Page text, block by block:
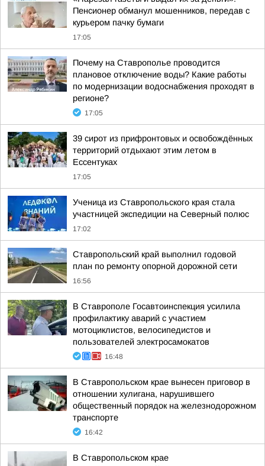
Пенсионер обманул мошенников, передав с
курьером пачку бумаги
17:05
Почему на Ставрополье проводится
плановое отключение воды? Какие работы
по модернизации водоснабжения проходят в
регионе?
17:05
39 сирот из прифронтовых и освобождённых
территорий отдыхают этим летом в
Ессентуках
17:05
Ученица из Ставропольского края стала
участницей экспедиции на Северный полюс
17:02
Ставропольский край выполнил годовой
план по ремонту опорной дорожной сети
16:56
В Ставрополе Госавтоинспекция усилила
профилактику аварий с участием
мотоциклистов, велосипедистов и
пользователей электросамокатов
16:48
В Ставропольском крае вынесен приговор в
отношении хулигана, нарушившего
общественный порядок на железнодорожном
транспорте
16:42
В Ставропольском крае